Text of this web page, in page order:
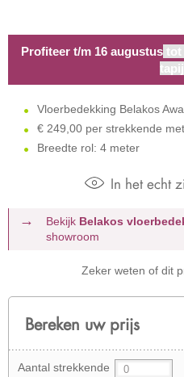
Profiteer t/m 16 augustus tot
Vloerbedekking Belakos
€ 249,00 per strekkende
Breedte rol: 4 meter
In het echt
Bekijk Belakos
showroom
Zeker weten of dit
Bereken uw prijs
Aantal strekkende